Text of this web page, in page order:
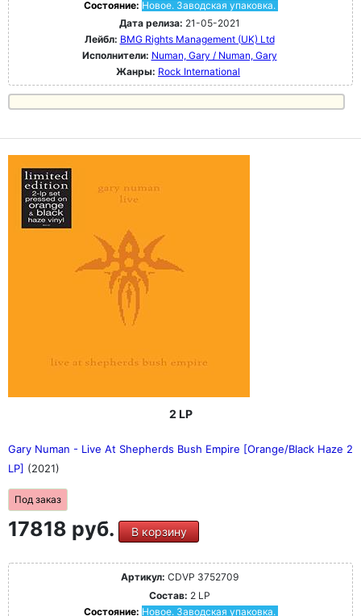
Состояние: Новое. Заводская упаковка.
Дата релиза: 21-05-2021
Лейбл: BMG Rights Management (UK) Ltd
Исполнители: Numan, Gary / Numan, Gary
Жанры: Rock International
2 LP
Gary Numan - Live At Shepherds Bush Empire [Orange/Black Haze 2
LP] (2021)
Под заказ
17818 руб. В корзину
Артикул: CDVP 3752709
Состав: 2 LP
Состояние: Новое. Заводская упаковка.